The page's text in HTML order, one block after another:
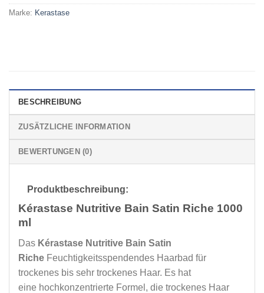
Marke: Kerastase
BESCHREIBUNG
ZUSÄTZLICHE INFORMATION
BEWERTUNGEN (0)
Produktbeschreibung:
Kérastase Nutritive Bain Satin Riche 1000
ml
Das Kérastase Nutritive Bain Satin
Riche Feuchtigkeitsspendendes Haarbad für
trockenes bis sehr trockenes Haar. Es hat
eine hochkonzentrierte Formel, die trockenes Haar